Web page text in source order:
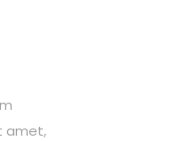
amet,